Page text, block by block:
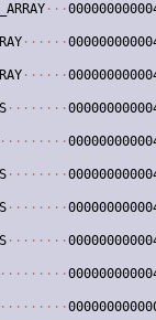
· · ·
· · · · · ·
· · · · · ·
· · · · · · · ·
· · · · · · · · ·
· · · · · · · ·
· · · · · · · ·
· · · · · · · ·
· · · · · · · · ·
· · · · · · · · ·